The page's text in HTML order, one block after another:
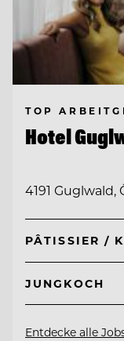
TOP
Hotel
4191 Guglwald,
PÂTISSIER /
JUNGKOCH
Entdecke alle